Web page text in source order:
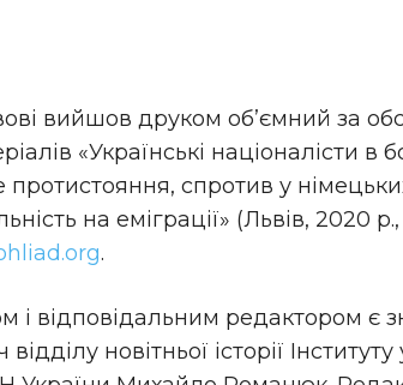
вийшов друком об’ємний за
«Українські націоналісти в
спротив у
на еміграції» (Львів, 2020
.
і відповідальним редактором є
новітньої історії Інституту